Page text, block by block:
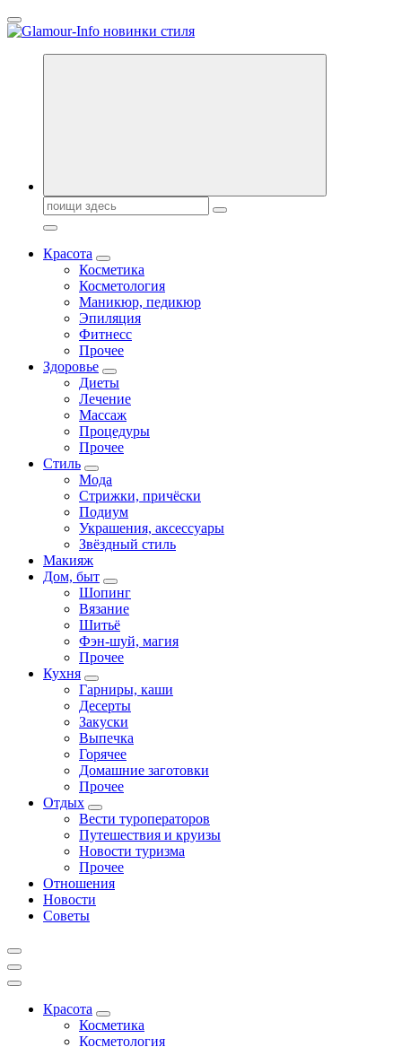
Перейти
к
Секреты молодости, красоты и долголетия. Гламурный журнал
Поиск:
Красота
Косметика
Косметология
Маникюр, педикюр
Эпиляция
Фитнесс
Прочее
Здоровье
Диеты
Лечение
Массаж
Процедуры
Прочее
Стиль
Мода
Стрижки, причёски
Подиум
Украшения, аксессуары
Звёздный стиль
Макияж
Дом, быт
Шопинг
Вязание
Шитьё
Фэн-шуй, магия
Прочее
Кухня
Гарниры, каши
Десерты
Закуски
Выпечка
Горячее
Домашние заготовки
Прочее
Отдых
Вести туроператоров
Путешествия и круизы
Новости туризма
Прочее
Отношения
Новости
Советы
Красота
Косметика
Косметология